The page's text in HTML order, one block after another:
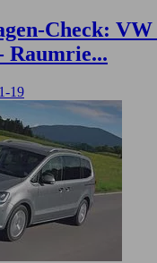
Check: VW
Raumrie...
19